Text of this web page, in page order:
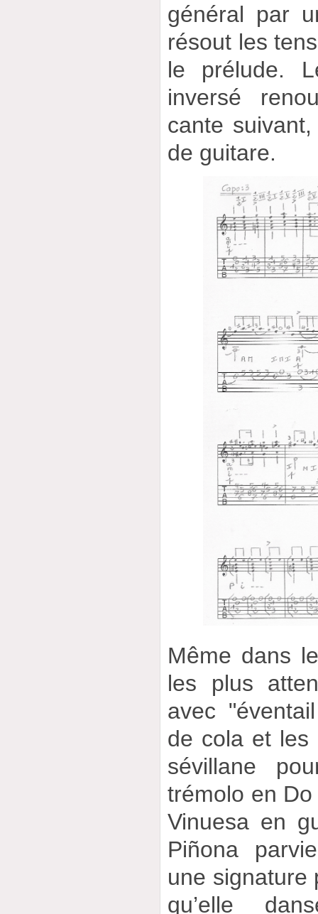
général par
résout les
le prélude.
inversé
cante
de guitare.
Même dans
les plus
avec
de cola et les
sévillane
trémolo en
Vinuesa en
Piñona
une signature
qu’elle